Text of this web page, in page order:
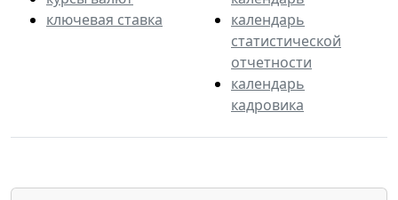
ключевая ставка
календарь
статистической
отчетности
календарь
кадровика